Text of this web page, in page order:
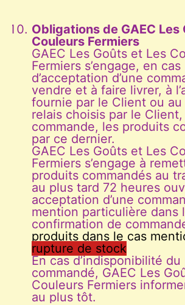
Obligations de GAEC Les
Couleurs Fermiers
GAEC Les Goûts et Les
Fermiers s’engage, en cas
d’acceptation d’une
vendre et à faire livrer, à
fournie par le Client ou
relais choisis par le
commande, les produits
par ce dernier.
GAEC Les Goûts et Les
Fermiers s’engage à
produits commandés au
au plus tard 72 heures
acceptation d’une
mention particulière dans
confirmation de com
produits dans le cas
rupture de stock
En cas d’indisponibilité
commandé, GAEC Les
Couleurs Fermiers
au plus tôt.